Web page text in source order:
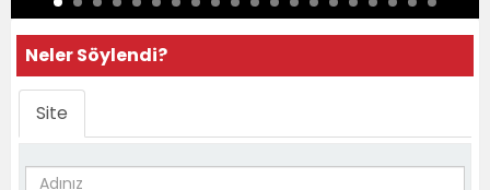
Neler Söylendi?
Site